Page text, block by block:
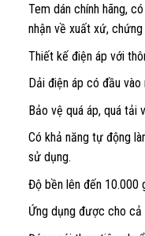
Tem dán chính hãng,
nhận về xuất xứ,
Thiết kế điện áp với
Dải điện áp có đầu vào
Bảo vệ quá áp, quá tải
Có khả năng tự động
sử dụng.
Độ bền lên đến 10.000
Ứng dụng được cho cả